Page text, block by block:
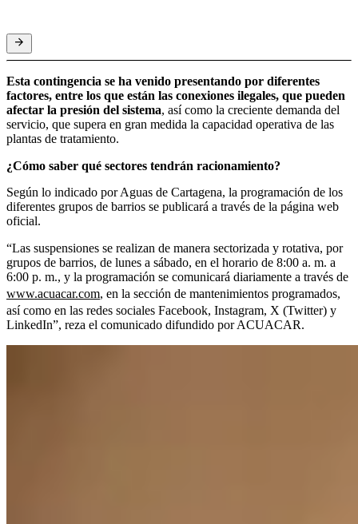
Esta contingencia se ha venido presentando por diferentes
factores, entre los que están las conexiones ilegales, que pueden
afectar la presión del sistema, así como la creciente demanda del
servicio, que supera en gran medida la capacidad operativa de las
plantas de tratamiento.
¿Cómo saber qué sectores tendrán racionamiento?
Según lo indicado por Aguas de Cartagena, la programación de los
diferentes grupos de barrios se publicará a través de la página web
oficial.
“Las suspensiones se realizan de manera sectorizada y rotativa, por
grupos de barrios, de lunes a sábado, en el horario de 8:00 a. m. a
6:00 p. m., y la programación se comunicará diariamente a través de
www.acuacar.com, en la sección de mantenimientos programados,
así como en las redes sociales Facebook, Instagram, X (Twitter) y
LinkedIn”, reza el comunicado difundido por ACUACAR.